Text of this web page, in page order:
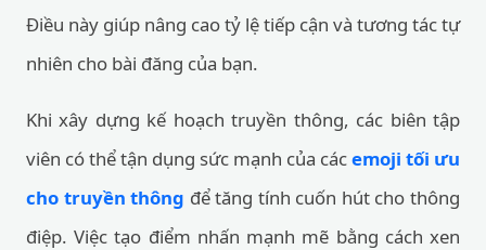
Điều này giúp nâng cao tỷ lệ tiếp cận và tương tác tự
nhiên cho bài đăng của bạn.
Khi xây dựng kế hoạch truyền thông, các biên tập
viên có thể tận dụng sức mạnh của cácemoji tối ưu
cho truyền thông để tăng tính cuốn hút cho thông
điệp. Việc tạo điểm nhấn mạnh mẽ bằng cách xen